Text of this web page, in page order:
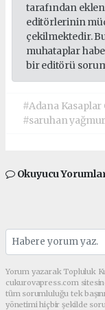
tarafından
editörlerinin
çekilmektedir.
muhataplar
bir editörü
#Adana Kasaplar
#saruhan yağmur
Okuyucu
Yorum yazarak Topluluk
cukurovapress.com
tüm sorumluluğu tek
yönetimi hiçbir şekilde